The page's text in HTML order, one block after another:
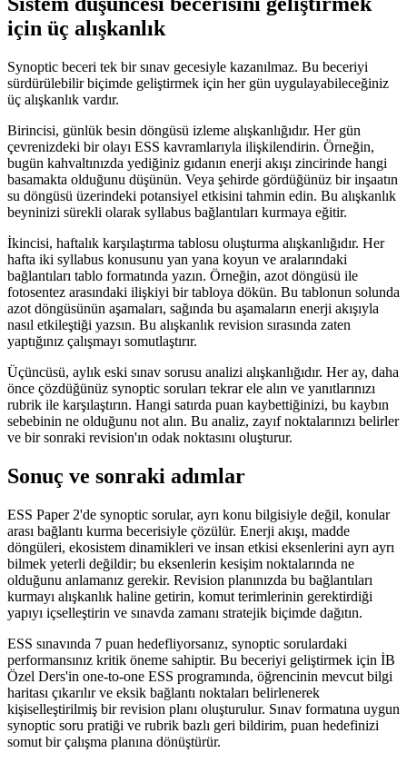
için üç alışkanlık
Synoptic beceri tek bir sınav gecesiyle kazanılmaz. Bu beceriyi
sürdürülebilir biçimde geliştirmek için her gün uygulayabileceğiniz
üç alışkanlık vardır.
Birincisi, günlük besin döngüsü izleme alışkanlığıdır. Her gün
çevrenizdeki bir olayı ESS kavramlarıyla ilişkilendirin. Örneğin,
bugün kahvaltınızda yediğiniz gıdanın enerji akışı zincirinde hangi
basamakta olduğunu düşünün. Veya şehirde gördüğünüz bir inşaatın
su döngüsü üzerindeki potansiyel etkisini tahmin edin. Bu alışkanlık
beyninizi sürekli olarak syllabus bağlantıları kurmaya eğitir.
İkincisi, haftalık karşılaştırma tablosu oluşturma alışkanlığıdır. Her
hafta iki syllabus konusunu yan yana koyun ve aralarındaki
bağlantıları tablo formatında yazın. Örneğin, azot döngüsü ile
fotosentez arasındaki ilişkiyi bir tabloya dökün. Bu tablonun solunda
azot döngüsünün aşamaları, sağında bu aşamaların enerji akışıyla
nasıl etkileştiği yazsın. Bu alışkanlık revision sırasında zaten
yaptığınız çalışmayı somutlaştırır.
Üçüncüsü, aylık eski sınav sorusu analizi alışkanlığıdır. Her ay, daha
önce çözdüğünüz synoptic soruları tekrar ele alın ve yanıtlarınızı
rubrik ile karşılaştırın. Hangi satırda puan kaybettiğinizi, bu kaybın
sebebinin ne olduğunu not alın. Bu analiz, zayıf noktalarınızı belirler
ve bir sonraki revision'ın odak noktasını oluşturur.
Sonuç ve sonraki adımlar
ESS Paper 2'de synoptic sorular, ayrı konu bilgisiyle değil, konular
arası bağlantı kurma becerisiyle çözülür. Enerji akışı, madde
döngüleri, ekosistem dinamikleri ve insan etkisi eksenlerini ayrı ayrı
bilmek yeterli değildir; bu eksenlerin kesişim noktalarında ne
olduğunu anlamanız gerekir. Revision planınızda bu bağlantıları
kurmayı alışkanlık haline getirin, komut terimlerinin gerektirdiği
yapıyı içselleştirin ve sınavda zamanı stratejik biçimde dağıtın.
ESS sınavında 7 puan hedefliyorsanız, synoptic sorulardaki
performansınız kritik öneme sahiptir. Bu beceriyi geliştirmek için İB
Özel Ders'in one-to-one ESS programında, öğrencinin mevcut bilgi
haritası çıkarılır ve eksik bağlantı noktaları belirlenerek
kişiselleştirilmiş bir revision planı oluşturulur. Sınav formatına uygun
synoptic soru pratiği ve rubrik bazlı geri bildirim, puan hedefinizi
somut bir çalışma planına dönüştürür.